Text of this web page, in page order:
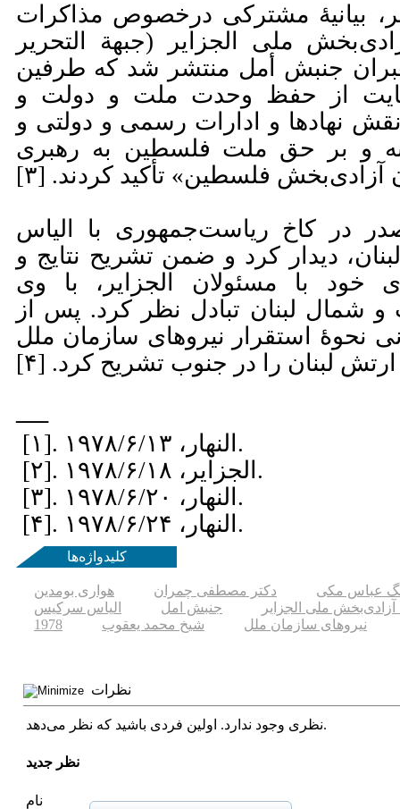
بیانیۀ مشترکی درخصوص مذاکرات
ملی الجزایر (جبهة التحریر
جنبش أمل منتشر شد که طرفین
از حفظ وحدت ملت و دولت و
نهاد‌ها و ادارات رسمی و دولتی و
و بر حق ملت فلسطین به رهبری
امام صدر در کاخ ریاست‌جمهوری با الیاس
دیدار کرد و ضمن تشریح نتایج و
خود با مسئولان الجزایر، با وی
لبنان تبادل نظر کرد. پس از
نحوۀ استقرار نیروهای سازمان ملل
ــــــ
[۱]. النهار، ۱۹۷۸/۶/۱۳.
[۲]. الجزایر، ۱۹۷۸/۶/۱۸.
[۳]. النهار، ۱۹۷۸/۶/۲۰.
[۴]. النهار، ۱۹۷۸/۶/۲۴.
کلیدواژه‌ها
عباس مکی دکتر مصطفی چمران
هواری بومدین
آزادی‌بخش ملی الجزایر
جنبش امل
الیاس سرکیس
نیروهای سازمان ملل
شیخ محمد یعقوب 1978
نظرات
نظری وجود ندارد. اولین فردی باشید که نظر می‌دهد.
نظر جدید
نام